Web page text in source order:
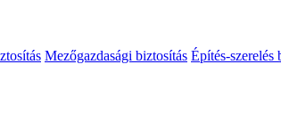
Mezőgazdasági biztosítás Építés-szerelés